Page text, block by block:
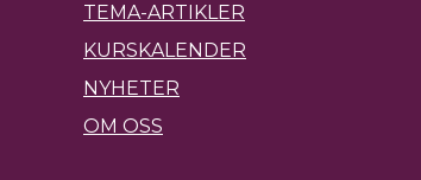
TEMA-ARTIKLER
KURSKALENDER
NYHETER
OM OSS